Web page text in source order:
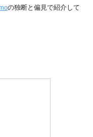
の独断と偏見で紹介して